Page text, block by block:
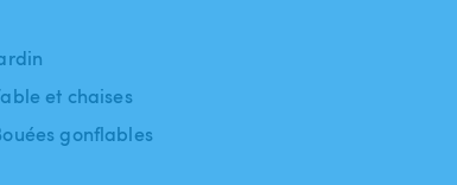
et chaises
gonflables